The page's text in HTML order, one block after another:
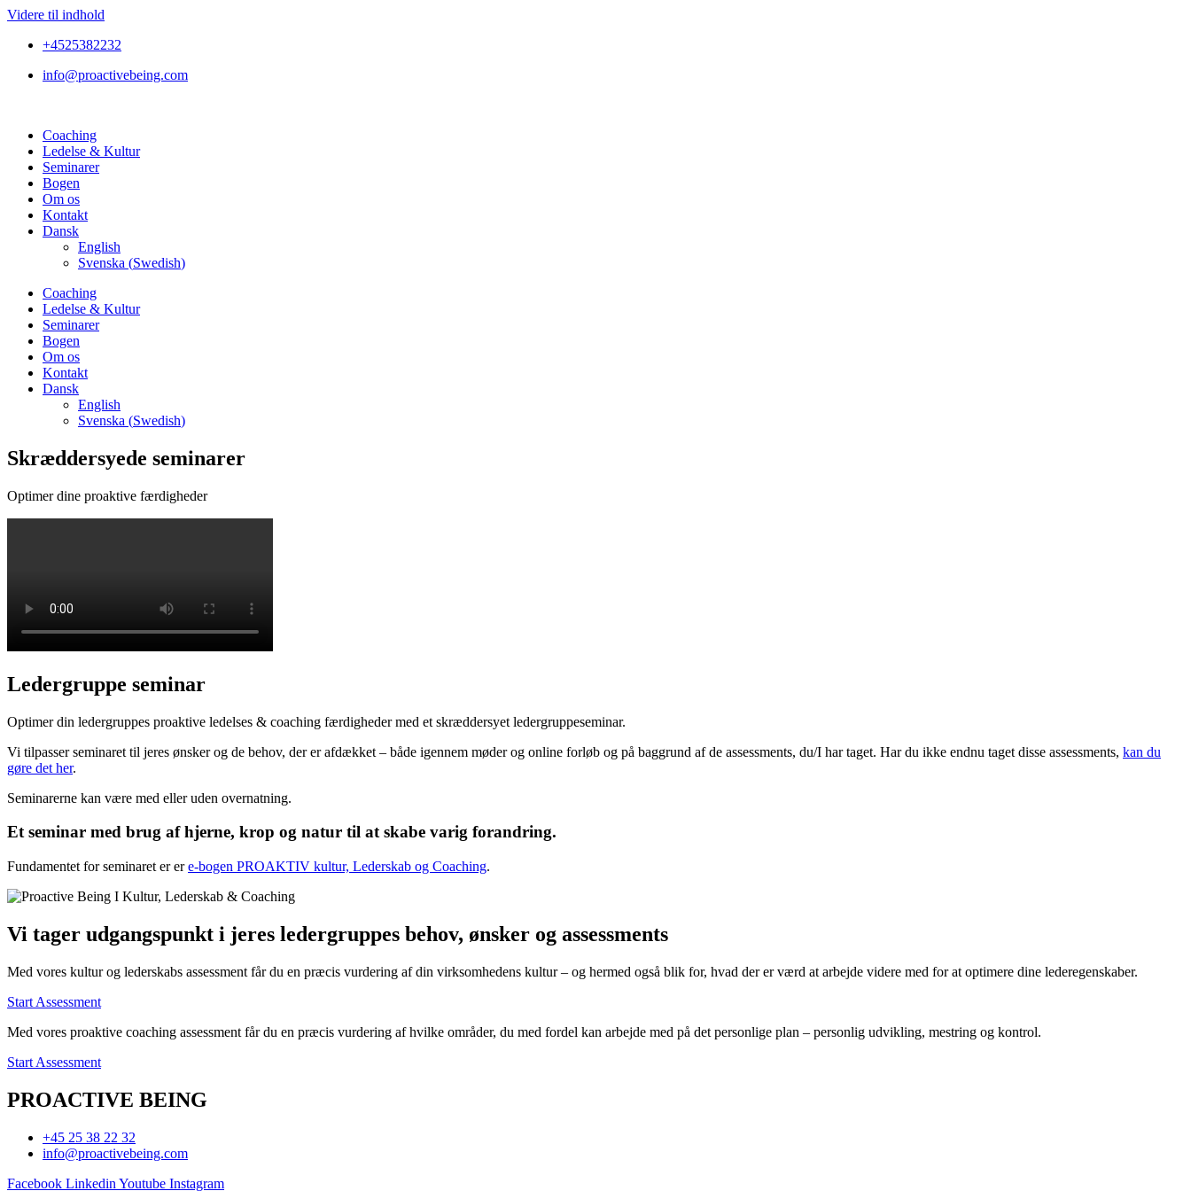
Videre til indhold
+4525382232
info@proactivebeing.com
Coaching
Ledelse & Kultur
Seminarer
Bogen
Om os
Kontakt
Dansk
English
Svenska (Swedish)
Coaching
Ledelse & Kultur
Seminarer
Bogen
Om os
Kontakt
Dansk
English
Svenska (Swedish)
Skræddersyede seminarer
Optimer dine proaktive færdigheder
Ledergruppe seminar
Optimer din ledergruppes proaktive ledelses & coaching færdigheder med et skræddersyet ledergruppeseminar.
Vi tilpasser seminaret til jeres ønsker og de behov, der er afdækket – både igennem møder og online forløb og på baggrund af de assessments, du/I har taget. Har du ikke endnu taget disse assessments, kan du
gøre det her.
Seminarerne kan være med eller uden overnatning.
Et seminar med brug af hjerne, krop og natur til at skabe varig forandring.
Fundamentet for seminaret er ere-bogen PROAKTIV kultur, Lederskab og Coaching.
Vi tager udgangspunkt i jeres ledergruppes behov, ønsker og assessments
Med vores kultur og lederskabs assessment får du en præcis vurdering af din virksomhedens kultur – og hermed også blik for, hvad der er værd at arbejde videre med for at optimere dine lederegenskaber.
Start Assessment
Med vores proaktive coaching assessment får du en præcis vurdering af hvilke områder, du med fordel kan arbejde med på det personlige plan – personlig udvikling, mestring og kontrol.
Start Assessment
PROACTIVE BEING
+45 25 38 22 32
info@proactivebeing.com
Facebook Linkedin Youtube Instagram